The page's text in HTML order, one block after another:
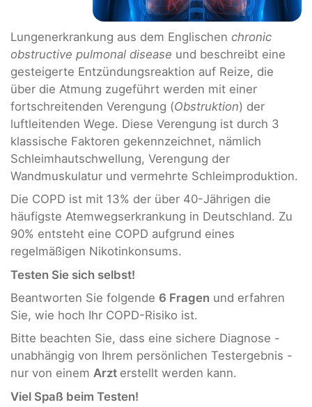
Lungenerkrankung aus dem Englischen chronic
obstructive pulmonal disease und beschreibt eine
gesteigerte Entzündungsreaktion auf Reize, die
über die Atmung zugeführt werden mit einer
fortschreitenden Verengung (Obstruktion) der
luftleitenden Wege. Diese Verengung ist durch 3
klassische Faktoren gekennzeichnet, nämlich
Schleimhautschwellung, Verengung der
Wandmuskulatur und vermehrte Schleimproduktion.
Die COPD ist mit 13% der über 40-Jährigen die
häufigste Atemwegserkrankung in Deutschland. Zu
90% entsteht eine COPD aufgrund eines
regelmäßigen Nikotinkonsums.
Testen Sie sich selbst!
Beantworten Sie folgende 6 Fragen und erfahren
Sie, wie hoch Ihr COPD-Risiko ist.
Bitte beachten Sie, dass eine sichere Diagnose -
unabhängig von Ihrem persönlichen Testergebnis -
nur von einem Arzt erstellt werden kann.
Viel Spaß beim Testen!